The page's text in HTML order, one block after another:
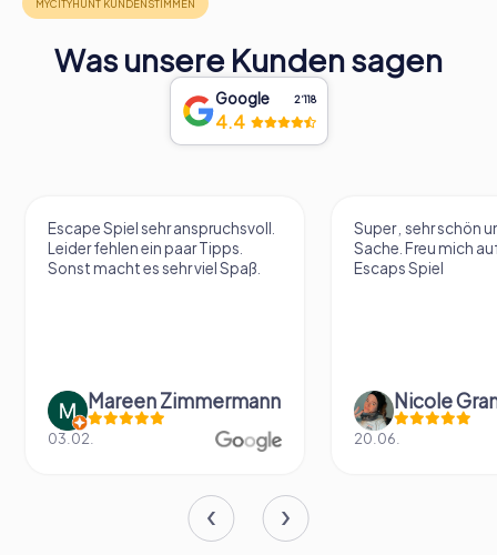
Was unsere Kunden sagen
Google 2‘118
4.4
Escape Spiel sehr anspruchsvoll.
Leider fehlen ein paar Tipps.
Sonst macht es sehr viel Spaß.
Mareen Zimmermann
03.02.
Super , sehr schön
Sache. Freu mich
Escaps Spiel
Nicole
20.06.